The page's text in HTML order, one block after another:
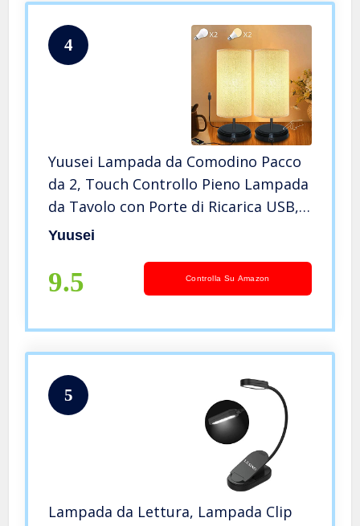
4
Yuusei Lampada da Comodino Pacco
da 2, Touch Controllo Pieno Lampada
da Tavolo con Porte di Ricarica USB, 4
LED Lampadina Inclusa, Dimmerabile
Camera Soggiorno Ufficio
Yuusei
9.5 Controlla Su Amazon
5
Lampada da Lettura, Lampada Clip